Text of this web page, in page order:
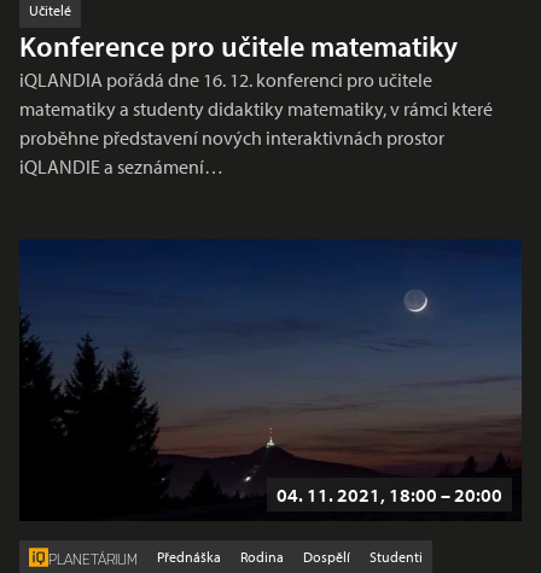
Učitelé
Konference pro učitele matematiky
iQLANDIA pořádá dne 16. 12. konferenci pro učitele
matematiky a studenty didaktiky matematiky, v rámci které
proběhne představení nových interaktivnách prostor
iQLANDIE a seznámení…
04. 11. 2021, 18:00 – 20:00
PLANETÁRIUM Přednáška Rodina Dospělí Studenti